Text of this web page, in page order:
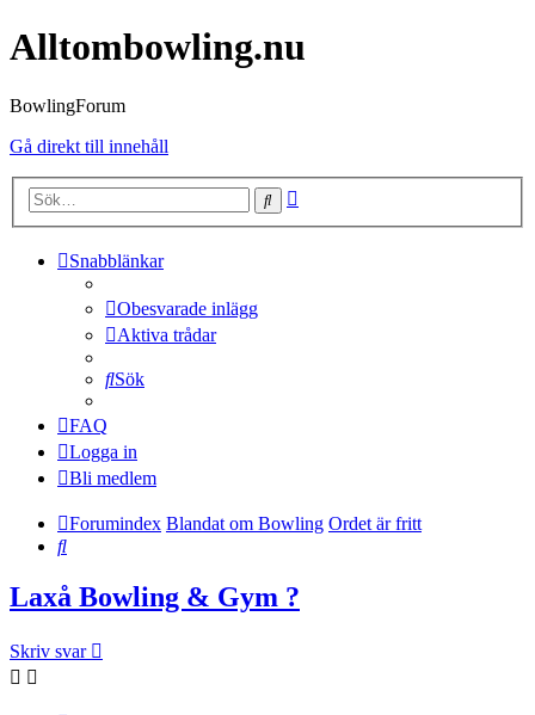
Alltombowling.nu
BowlingForum
Gå direkt till innehåll
Sök
Snabblänkar
Obesvarade inlägg
Aktiva trådar
Sök
FAQ
Logga in
Bli medlem
Forumindex Blandat om Bowling Ordet är fritt
Sök
Laxå Bowling & Gym ?
Skriv svar